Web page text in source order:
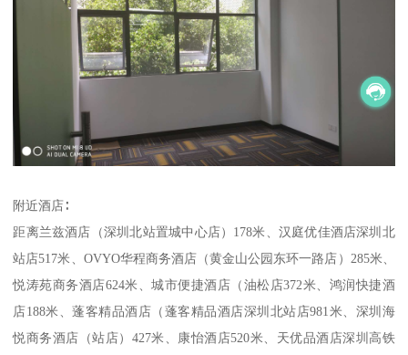
附近酒店∶
距离兰兹酒店（深圳北站置城中心店）178米、汉庭优佳酒店深圳北
站店517米、OVYO华程商务酒店（黄金山公园东环一路店）285米、
悦涛苑商务酒店624米、城市便捷酒店（油松店372米、鸿润快捷酒
店188米、蓬客精品酒店（蓬客精品酒店深圳北站店981米、深圳海
悦商务酒店（站店）427米、康怡酒店520米、天优品酒店深圳高铁